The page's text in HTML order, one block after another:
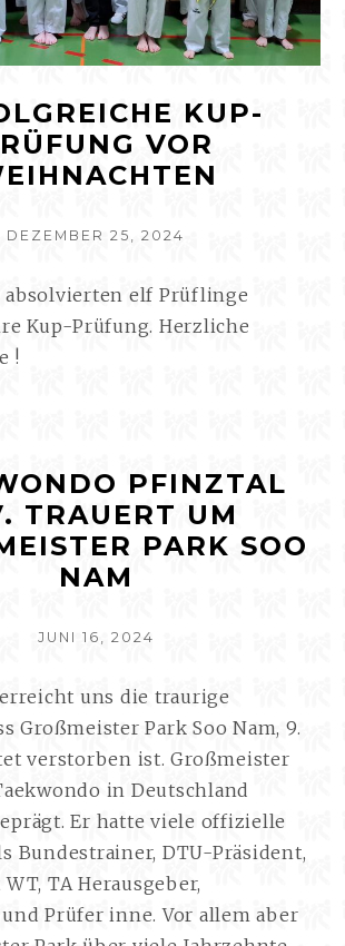
KUP-
VOR
VERÖFFENTLICHT
DEZEMBER 25, 2024
absolvierten elf Prüflinge
Kup-Prüfung. Herzliche
!
PFINZTAL
TRAUERT UM
PARK SOO N
AM
VERÖFFENTLICHT
JUNI 16, 2024
erreicht uns die traurige
Großmeister Park Soo Nam, 9.
verstorben ist. Großmeister
in Deutschland
Er hatte viele offizielle
Bundestrainer, DTU-Präsident,
TA Herausgeber,
Prüfer inne. Vor allem aber